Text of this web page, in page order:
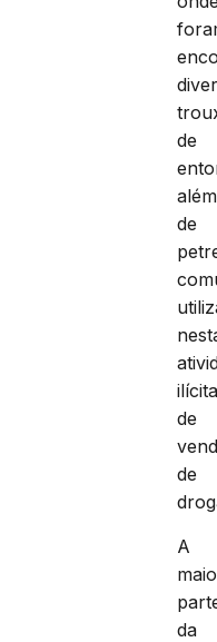
de
além
de
de
de
A
da